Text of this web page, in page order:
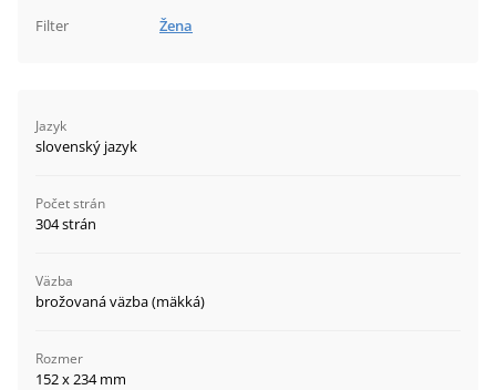
Filter Žena
Jazyk
slovenský jazyk
Počet strán
304 strán
Väzba
brožovaná väzba (mäkká)
Rozmer
152 x 234 mm